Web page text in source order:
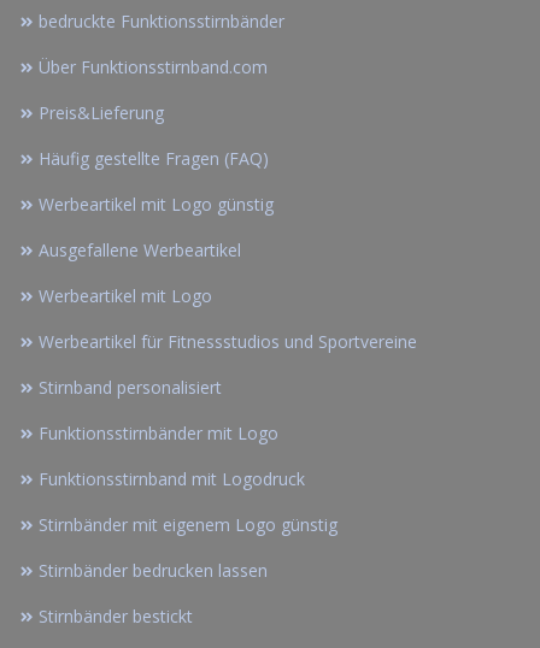
bedruckte Funktionsstirnbänder
Über Funktionsstirnband.com
Preis&Lieferung
Häufig gestellte Fragen (FAQ)
Werbeartikel mit Logo günstig
Ausgefallene Werbeartikel
Werbeartikel mit Logo
Werbeartikel für Fitnessstudios und Sportvereine
Stirnband personalisiert
Funktionsstirnbänder mit Logo
Funktionsstirnband mit Logodruck
Stirnbänder mit eigenem Logo günstig
Stirnbänder bedrucken lassen
Stirnbänder bestickt